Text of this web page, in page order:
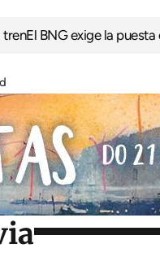
exige la puesta en